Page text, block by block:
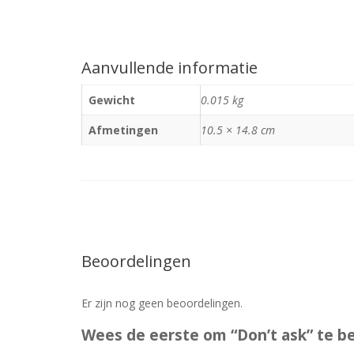
Aanvullende informatie
Gewicht
0.015 kg
Afmetingen
10.5 × 14.8 cm
Beoordelingen
Er zijn nog geen beoordelingen.
Wees de eerste om “Don’t ask” te